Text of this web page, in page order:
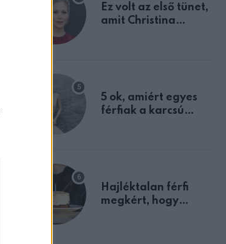
Ez volt az első tünet,
amit Christina
5 ok, amiért egyes
férfiak a karcsú
Hajléktalan férfi
megkért, hogy